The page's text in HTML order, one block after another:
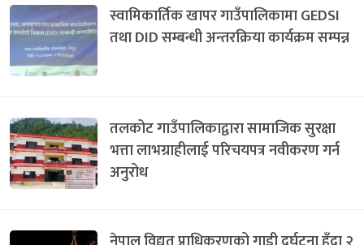
स्वामिकार्तिक खापर गाउँपालिकामा GEDSI
तथा DID सम्बन्धी अन्तरक्रिया कार्यक्रम सम्पन्न
तलकोट गाउँपालिकाद्वारा सामाजिक सुरक्षा
भत्ता लाभग्राहीलाई परिचयपत्र नवीकरण गर्न
अनुरोध